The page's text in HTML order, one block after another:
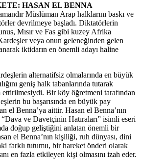
HASAN EL BENNA
Müslüman Arap halklarını baskı ve
devrilmeye başladı. Diktatörlerin
Mısır ve Fas gibi kuzey Afrika
veya onun geleneğinden gelen
iktidarın en önemli adayı haline
alternatifsiz olmalarında en büyük
geniş halk tabanlarında tutarak
ettirilmesiydi. Bir köy öğretmeni tarafından
bu başarısında en büyük pay
el Benna’ya aittir. Hasan el Benna’nın
ve Davetçinin Hatıraları” isimli eseri
doğup geliştiğini anlatan önemli bir
el Benna’nın kişiliği, ruh dünyası, dini
farklı tutumu, bir hareket önderi olarak
en fazla etkileyen kişi olmasını izah eder.